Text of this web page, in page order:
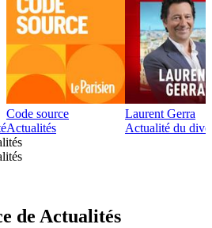
Code source
Actualités
Laurent Gerra
Actualité du
de Actualités